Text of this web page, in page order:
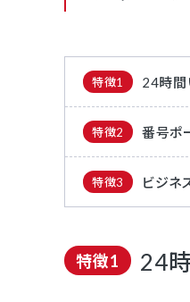
特徴1 24時間
特徴2 番号ポ
特徴3 ビジネ
特徴1 24